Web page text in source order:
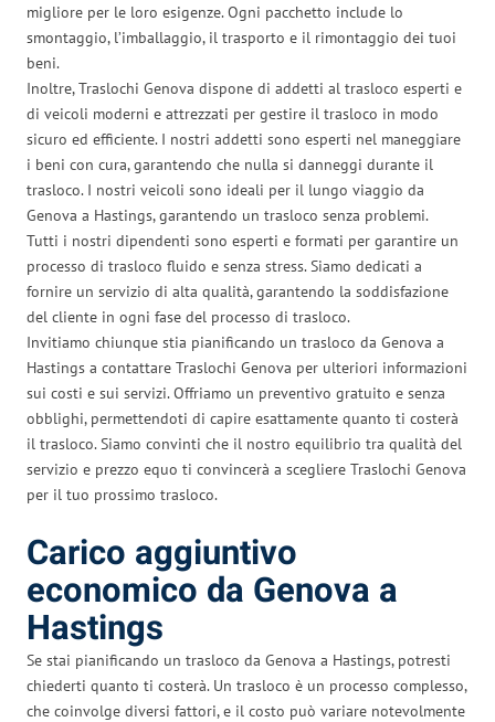
migliore per le loro esigenze. Ogni pacchetto include lo
smontaggio, l’imballaggio, il trasporto e il rimontaggio dei tuoi
beni.
Inoltre, Traslochi Genova dispone di addetti al trasloco esperti e
di veicoli moderni e attrezzati per gestire il trasloco in modo
sicuro ed efficiente. I nostri addetti sono esperti nel maneggiare
i beni con cura, garantendo che nulla si danneggi durante il
trasloco. I nostri veicoli sono ideali per il lungo viaggio da
Genova a Hastings, garantendo un trasloco senza problemi.
Tutti i nostri dipendenti sono esperti e formati per garantire un
processo di trasloco fluido e senza stress. Siamo dedicati a
fornire un servizio di alta qualità, garantendo la soddisfazione
del cliente in ogni fase del processo di trasloco.
Invitiamo chiunque stia pianificando un trasloco da Genova a
Hastings a contattare Traslochi Genova per ulteriori informazioni
sui costi e sui servizi. Offriamo un preventivo gratuito e senza
obblighi, permettendoti di capire esattamente quanto ti costerà
il trasloco. Siamo convinti che il nostro equilibrio tra qualità del
servizio e prezzo equo ti convincerà a scegliere Traslochi Genova
per il tuo prossimo trasloco.
Carico aggiuntivo
economico da Genova a
Hastings
Se stai pianificando un trasloco da Genova a Hastings, potresti
chiederti quanto ti costerà. Un trasloco è un processo complesso,
che coinvolge diversi fattori, e il costo può variare notevolmente